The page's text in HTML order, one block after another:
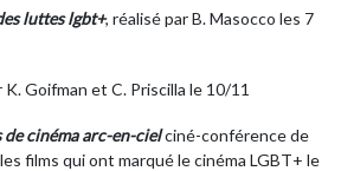
luttes lgbt+, réalisé par B. Masocco les 7
K. Goifman et C. Priscilla le 10/11
de cinéma arc-en-cielciné-conférence de
films qui ont marqué le cinéma LGBT+ le